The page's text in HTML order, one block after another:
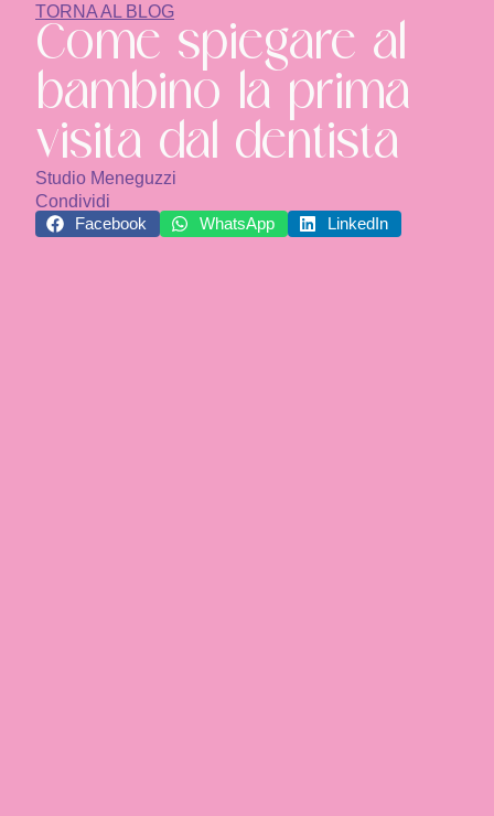
TORNA AL BLOG
Come spiegare al
bambino la prima
visita dal dentista
Studio Meneguzzi
Condividi
Facebook
WhatsApp LinkedIn